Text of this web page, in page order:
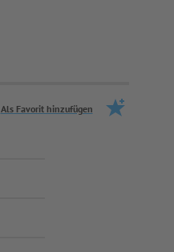
Als Favorit hinzufügen